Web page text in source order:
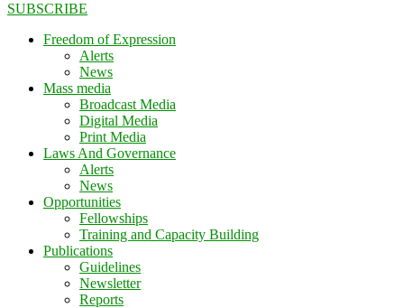
SUBSCRIBE
Freedom of Expression
Alerts
News
Mass media
Broadcast Media
Digital Media
Print Media
Laws And Governance
Alerts
News
Opportunities
Fellowships
Training and Capacity Building
Publications
Guidelines
Newsletter
Reports